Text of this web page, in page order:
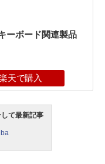
ーボード関連製品
天で購入
て最新記事